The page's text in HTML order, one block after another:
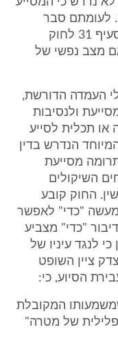
לעומתם סבר
השופט אנגלרד, כי לאור לשונו של סעיף 31 לחוק
מצב נפשי של
העמדה הדורשת,
ולנסיבות
תכלית לסייע
הנדרש בדין
מסייעת
השיקולים
החוק קובע
מעשה "כדי" לאפשר
"כדי" מצביע
לנגד עיניו של
ציין השופט
הסיוע, כי:
המקובלת
של מטרה"